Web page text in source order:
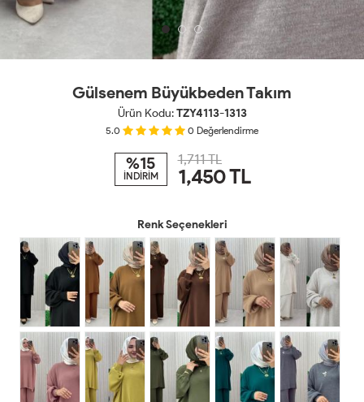
Gülsenem Büyükbeden Takım
Ürün Kodu:TZY4113-1313
5.0 0 Değerlendirme
%15
İNDİRİM
1,711 TL
1,450TL
Renk Seçenekleri